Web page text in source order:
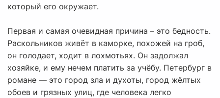
который его окружает.
Первая и самая очевидная причина – это бедность.
Раскольников живёт в каморке, похожей на гроб,
он голодает, ходит в лохмотьях. Он задолжал
хозяйке, и ему нечем платить за учёбу. Петербург в
романе — это город зла и духоты, город жёлтых
обоев и грязных улиц, где человека легко